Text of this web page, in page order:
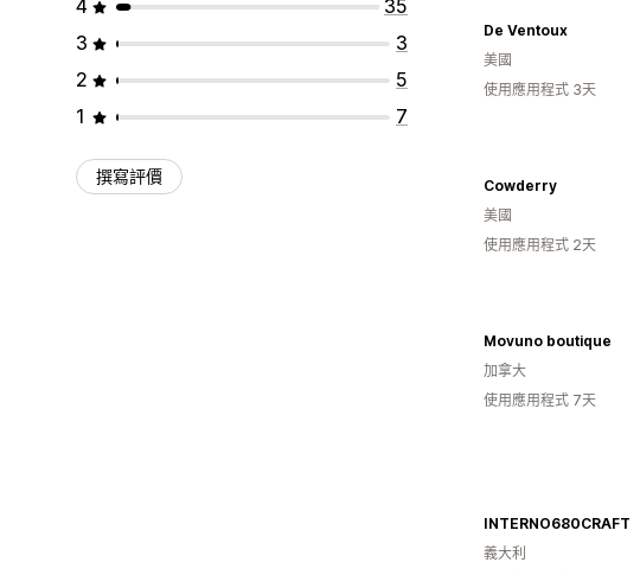
4
35
3
3
2
5
1
7
撰寫評價
De Ventoux
美國
使用應用程式 3天
Cowderry
美國
使用應用程式 2天
Movuno boutique
加拿大
使用應用程式 7天
INTERNO680CRAFT
義大利